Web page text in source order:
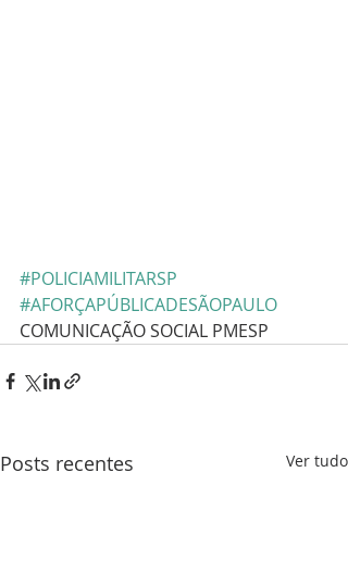
#POLICIAMILITARSP
#AFORÇAPÚBLICADESÃOPAULO
COMUNICAÇÃO SOCIAL PMESP
Posts recentes Ver tudo